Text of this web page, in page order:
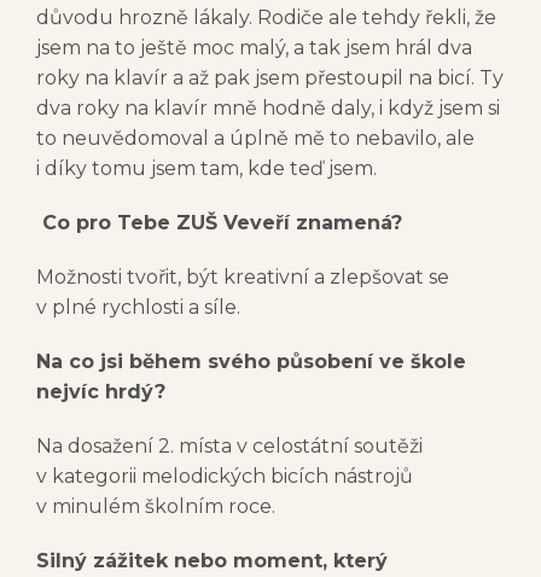
důvodu hrozně lákaly. Rodiče ale tehdy řekli, že
jsem na to ještě moc malý, a tak jsem hrál dva
roky na klavír a až pak jsem přestoupil na bicí. Ty
dva roky na klavír mně hodně daly, i když jsem si
to neuvědomoval a úplně mě to nebavilo, ale
i díky tomu jsem tam, kde teď jsem.
Co pro Tebe ZUŠ Veveří znamená?
Možnosti tvořit, být kreativní a zlepšovat se
v plné rychlosti a síle.
Na co jsi během svého působení ve škole
nejvíc hrdý?
Na dosažení 2. místa v celostátní soutěži
v kategorii melodických bicích nástrojů
v minulém školním roce.
Silný zážitek nebo moment, který